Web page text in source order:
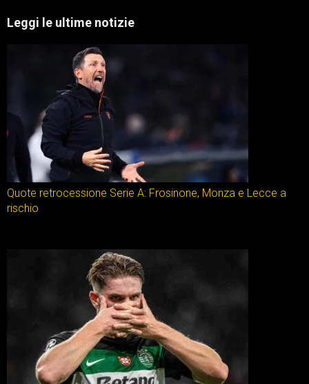
Leggi le ultime notizie
Quote retrocessione Serie A: Frosinone, Monza e Lecce a
rischio